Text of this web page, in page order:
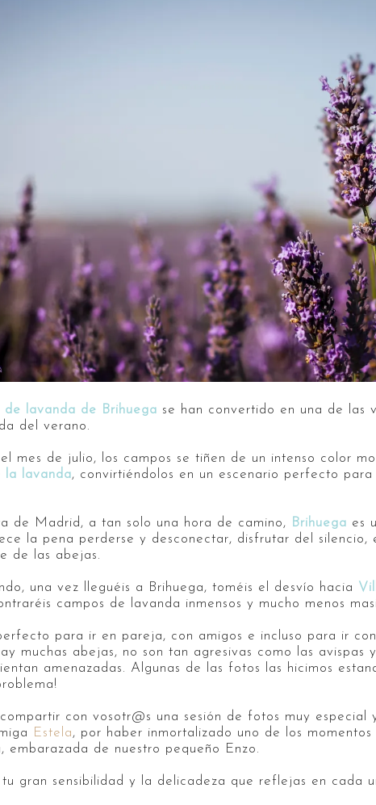
de lavanda de Brihuega se han convertido en una de las
del verano.
mes de julio, los campos se tiñen de un intenso color
la lavanda, convirtiéndolos en un escenario perfecto
de Madrid, a tan solo una hora de camino, Brihuega es
la pena perderse y desconectar, disfrutar del silencio,
de las abejas.
una vez lleguéis a Brihuega, toméis el desvío hacia
campos de lavanda inmensos y mucho menos
para ir en pareja, con amigos e incluso para ir
muchas abejas, no son tan agresivas como las avispas
amenazadas. Algunas de las fotos las hicimos
con vosotr@s una sesión de fotos muy especial
Estela, por haber inmortalizado uno de los momentos
embarazada de nuestro pequeño Enzo.
gran sensibilidad y la delicadeza que reflejas en cada